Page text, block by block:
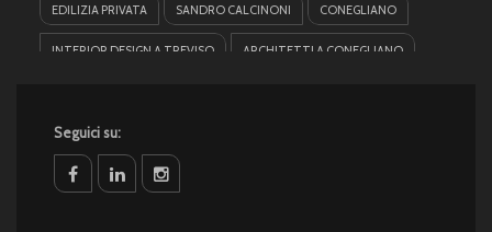
EDILIZIA PRIVATA SANDRO CALCINONI CONEGLIANO
INTERIOR DESIGN A TREVISO ARCHITETTI A CONEGLIANO
ARCHITETTI INTERNAZIONALI
Seguici su: